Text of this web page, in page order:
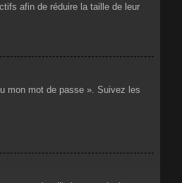
afin de réduire la taille de leur
mon mot de passe ». Suivez les